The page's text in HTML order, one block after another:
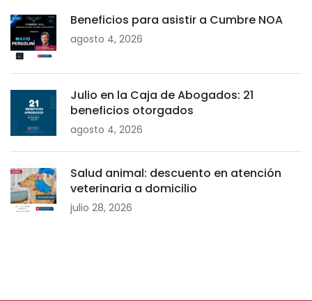
Beneficios para asistir a Cumbre NOA
agosto 4, 2026
Julio en la Caja de Abogados: 21
beneficios otorgados
agosto 4, 2026
Salud animal: descuento en atención
veterinaria a domicilio
julio 28, 2026